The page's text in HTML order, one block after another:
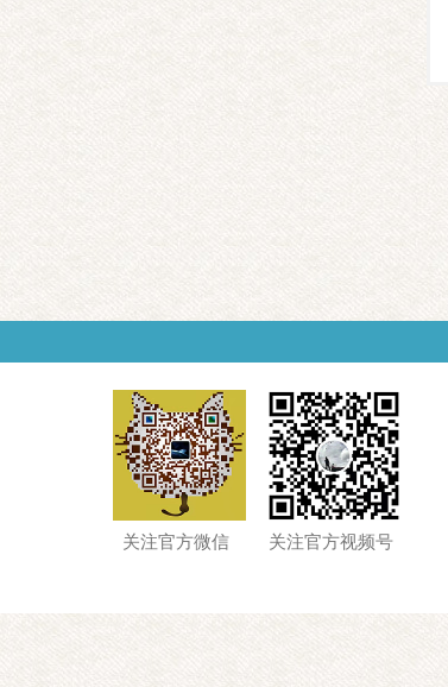
关注官方微信 关注官方视频号